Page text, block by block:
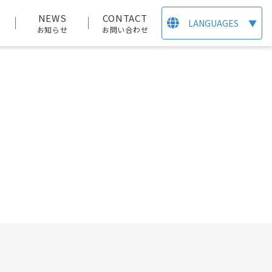
NEWS
お知らせ
CONTACT
お問い合わせ
LANGUAGES ▼